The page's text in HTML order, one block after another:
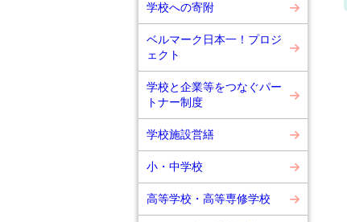
学校への寄附
ベルマーク日本一！プロジ
ェクト
学校と企業等をつなぐパー
トナー制度
学校施設営繕
小・中学校
高等学校・高等専修学校